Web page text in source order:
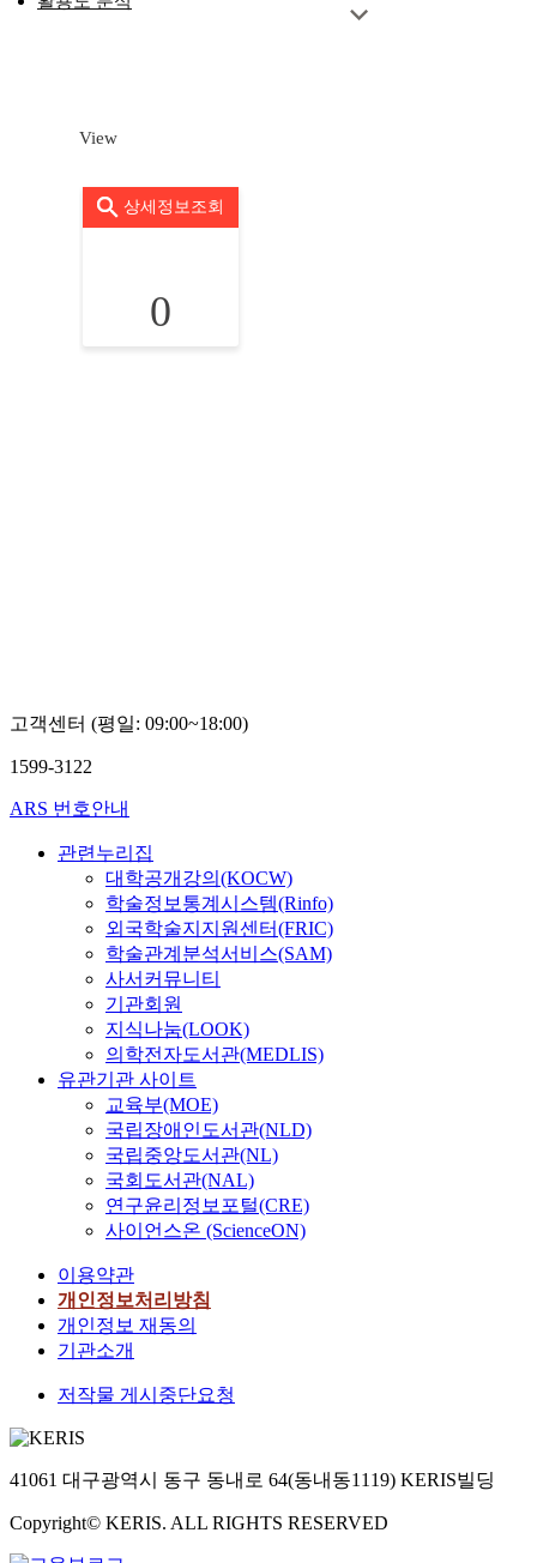
View
상세정보조회
0
고객센터 (평일: 09:00~18:00)
1599-3122
ARS 번호안내
관련누리집
대학공개강의(KOCW)
학술정보통계시스템(Rinfo)
외국학술지지원센터(FRIC)
학술관계분석서비스(SAM)
사서커뮤니티
기관회원
지식나눔(LOOK)
의학전자도서관(MEDLIS)
유관기관 사이트
교육부(MOE)
국립장애인도서관(NLD)
국립중앙도서관(NL)
국회도서관(NAL)
연구윤리정보포털(CRE)
사이언스온 (ScienceON)
이용약관
개인정보처리방침
개인정보 재동의
기관소개
저작물 게시중단요청
41061 대구광역시 동구 동내로 64(동내동1119) KERIS빌딩
Copyright© KERIS. ALL RIGHTS RESERVED